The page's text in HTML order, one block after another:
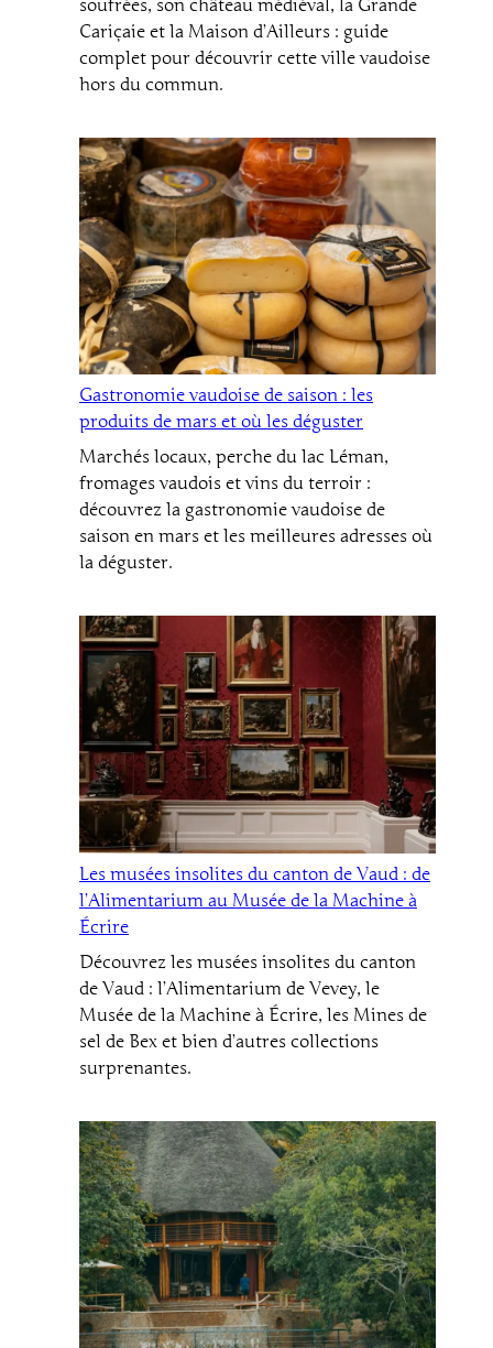
soufrées, son château médiéval, la Grande
Cariçaie et la Maison d’Ailleurs : guide
complet pour découvrir cette ville vaudoise
hors du commun.
Gastronomie vaudoise de saison : les
produits de mars et où les déguster
Marchés locaux, perche du lac Léman,
fromages vaudois et vins du terroir :
découvrez la gastronomie vaudoise de
saison en mars et les meilleures adresses où
la déguster.
Les musées insolites du canton de Vaud : de
l’Alimentarium au Musée de la Machine à
Écrire
Découvrez les musées insolites du canton
de Vaud : l’Alimentarium de Vevey, le
Musée de la Machine à Écrire, les Mines de
sel de Bex et bien d’autres collections
surprenantes.